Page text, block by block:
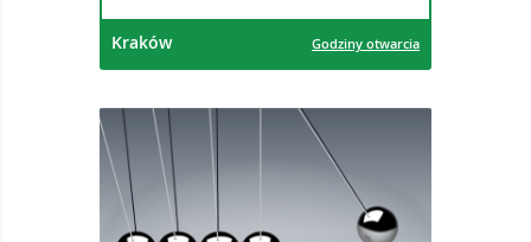
Kraków Godziny otwarcia